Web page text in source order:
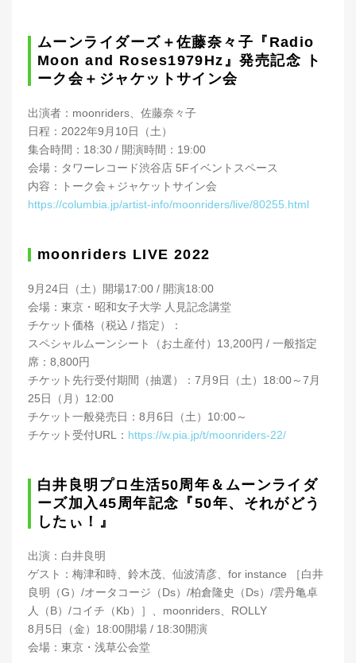
ムーンライダーズ＋佐藤奈々子『Radio
Moon and Roses1979Hz』発売記念 ト
ーク会＋ジャケットサイン会
出演者：moonriders、佐藤奈々子
日程：2022年9月10日（土）
集合時間：18:30 / 開演時間：19:00
会場：タワーレコード渋谷店 5Fイベントスペース
内容：トーク会＋ジャケットサイン会
https://columbia.jp/artist-info/moonriders/live/80255.html
moonriders LIVE 2022
9月24日（土）開場17:00 / 開演18:00
会場：東京・昭和女子大学 人見記念講堂
チケット価格（税込 / 指定）：
スペシャルムーンシート（お土産付）13,200円 / 一般指定
席：8,800円
チケット先行受付期間（抽選）：7月9日（土）18:00～7月
25日（月）12:00
チケット一般発売日：8月6日（土）10:00～
チケット受付URL： https://w.pia.jp/t/moonriders-22/
白井良明プロ生活50周年＆ムーンライダ
ーズ加入45周年記念『50年、それがどう
したぃ！』
出演：白井良明
ゲスト：梅津和時、鈴木茂、仙波清彦、for instance ［白井
良明（G）/オータコージ（Ds）/柏倉隆史（Ds）/雲丹亀卓
人（B）/コイチ（Kb）］、moonriders、ROLLY
8月5日（金）18:00開場 / 18:30開演
会場：東京・浅草公会堂